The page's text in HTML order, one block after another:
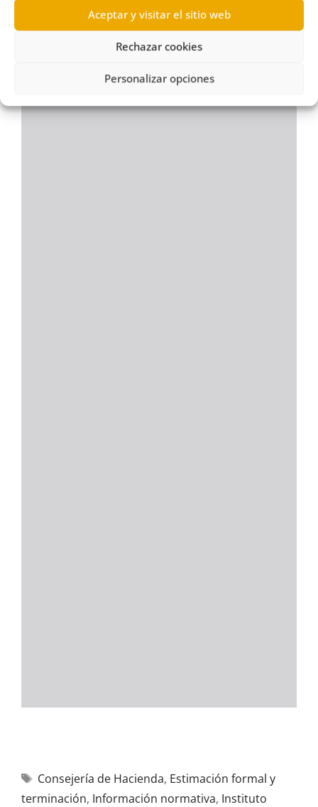
Aceptar y visitar el sitio web
Rechazar cookies
Personalizar opciones
Consejería de Hacienda, Estimación formal y
terminación, Información normativa, Instituto